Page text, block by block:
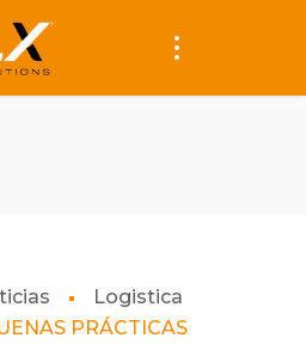
Logistica
PRÁCTICAS